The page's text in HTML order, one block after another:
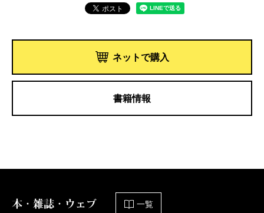
ネットで購入
書籍情報
本・雑誌・ウェブ 一覧